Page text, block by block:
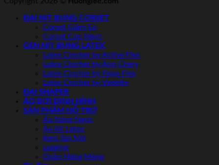
ĐAI NỊT BỤNG CORSET
Corset Giảm Eo
Corset Cúp Ngực
GEN NỊT BỤNG LATEX
Latex Cincher by Active Flex
Latex Cincher by Ann Chery
Latex Cincher by Fajas Flex
Latex Cincher by Vedette
ĐAI SHAPER
ÁO BƠI ĐỊNH HÌNH
SẢN PHẨM HỖ TRỢ
Áo Nâng Ngực
Áo lót Latex
Kem Tan Mỡ
Legging
Quần Nâng Mông